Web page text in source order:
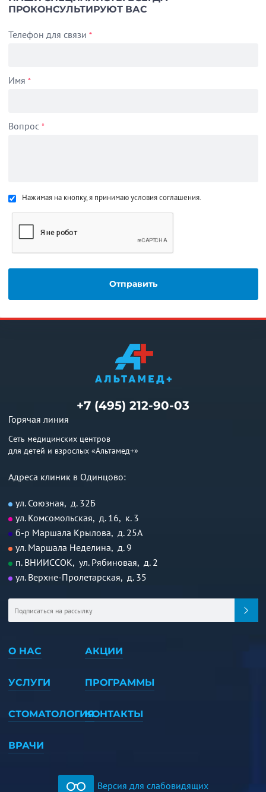
ПРОКОНСУЛЬТИРУЮТ ВАС
Телефон для связи *
Имя *
Вопрос *
Нажимая на кнопку, я принимаю условия соглашения.
+7 (495) 212-90-03
Горячая линия
Сеть медицинских центров
для детей и взрослых «Альтамед+»
Адреса клиник в Одинцово:
ул. Союзная, д. 32Б
ул. Комсомольская, д. 16, к. 3
б-р Маршала Крылова, д. 25А
ул. Маршала Неделина, д. 9
п. ВНИИССОК, ул. Рябиновая, д. 2
ул. Верхне-Пролетарская, д. 35
О НАС
УСЛУГИ
СТОМАТОЛОГИЯ
ВРАЧИ
АКЦИИ
ПРОГРАММЫ
КОНТАКТЫ
Версия для слабовидящих